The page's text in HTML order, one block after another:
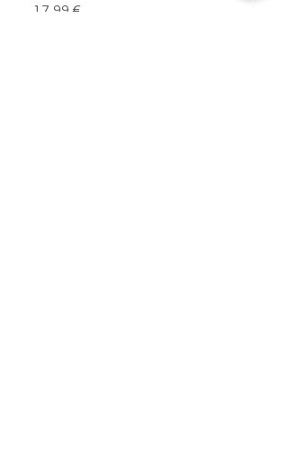
Prix
17,99 €